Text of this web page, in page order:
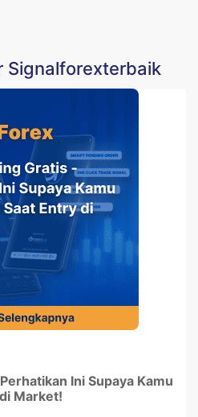
Signalforexterbaik
Ini Supaya Kamu
Market!